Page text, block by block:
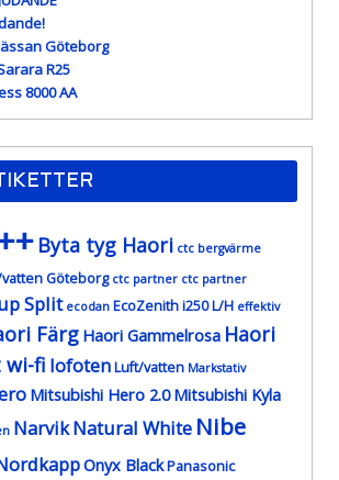
Göteborg
R25
8000 AA
Byta tyg Haori ctc bergvärme
vatten Göteborg ctc partner ctc partner
Split ecodan EcoZenith i250 L/H effektiv
Färg Haori Gammelrosa Haori
wi-fi lofotenLuft/vatten Markstativ
Mitsubishi Hero 2.0 Mitsubishi Kyla
NarvikNatural White Nibe
Onyx BlackPanasonic